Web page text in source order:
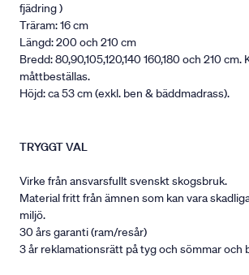
fjädring )
Träram: 16 cm
Längd: 200 och 210 cm
Bredd: 80,90,105,120,140 160,180 och 210 cm.
måttbeställas.
Höjd: ca 53 cm (exkl. ben & bäddmadrass).
TRYGGT VAL
Virke från ansvarsfullt svenskt skogsbruk.
Material fritt från ämnen som kan vara
miljö.
30 års garanti (ram/resår)
3 år reklamationsrätt på tyg och sömmar och